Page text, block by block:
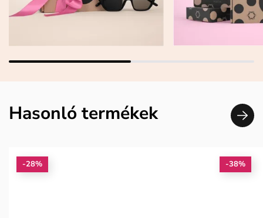
Hasonló termékek
-28% -38%